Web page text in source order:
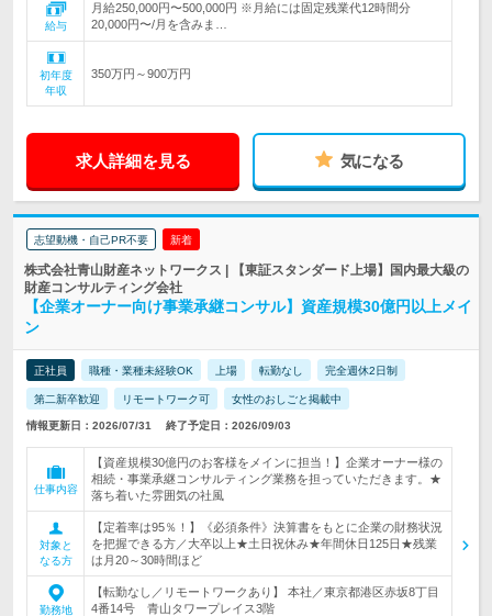
給与
月給250,000円〜500,000円 ※月給には固定残業代12時間分
20,000円〜/月を含みま…
初年度
年収
350万円～900万円
求人詳細を見る 気になる
志望動機・自己PR不要 新着
株式会社青山財産ネットワークス | 【東証スタンダード上場】国内最大級の
財産コンサルティング会社
【企業オーナー向け事業承継コンサル】資産規模30億円以上メイ
ン
正社員 職種・業種未経験OK 上場 転勤なし 完全週休2日制
第二新卒歓迎 リモートワーク可 女性のおしごと掲載中
情報更新日：2026/07/31 終了予定日：2026/09/03
仕事内容
【資産規模30億円のお客様をメインに担当！】企業オーナー様の
相続・事業承継コンサルティング業務を担っていただきます。★
落ち着いた雰囲気の社風
対象と
なる方
【定着率は95％！】《必須条件》決算書をもとに企業の財務状況
を把握できる方／大卒以上★土日祝休み★年間休日125日★残業
は月20～30時間ほど
勤務地
【転勤なし／リモートワークあり】 本社／東京都港区赤坂8丁目
4番14号 青山タワープレイス3階